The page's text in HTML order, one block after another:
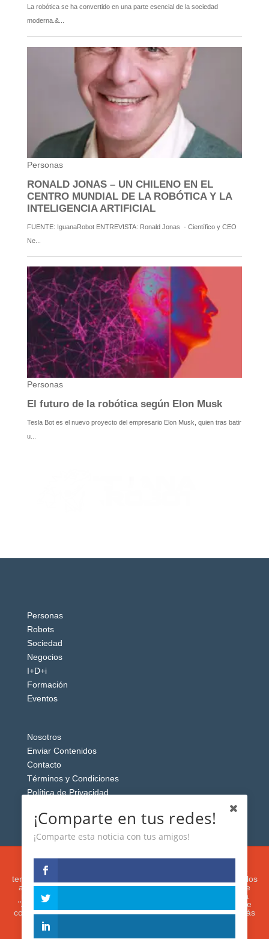
Personas
Robots
Sociedad
Negocios
I+D+i
Formación
Eventos
Nosotros
Enviar Contenidos
Contacto
Términos y Condiciones
Política de Privacidad
Esta web usa cookies analíticas y publicitarias (propias y de
terceros) para analizar el tráfico y personalizar el contenido y los
anuncios que le mostremos de acuerdo con su navegación e
intereses, buscando así mejorar su experiencia. Si presiona
"Aceptar" o continúa navegando, acepta su utilización. Puede
configurar o rechazar su uso presionando "Configuración". Más
¡Comparte en tus redes!
¡Comparte esta noticia con tus amigos!